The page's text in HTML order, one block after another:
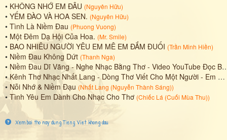
• KHÔNG NHỚ EM ĐÂU (Nguyên Hữu)
• YẾM ĐÀO VÀ HOA SEN. (Nguyên Hữu)
• Tình Là Niềm Đau (Phuong Vuong)
• Một Đêm Dạ Hội Của Hoa. (Mr. Smile)
• BAO NHIÊU NGƯỜI YÊU EM MÊ EM ĐẮM ĐUỐI (Trần Minh Hiền)
• Niềm Đau Không Dứt (Thanh Nga)
• Niềm Đau Dĩ Vãng - Nghe Nhạc Bằng Thơ - Video YouTube Đọc Bài Thơ
•Kênh Thơ Nhạc Nhất Lang - Dòng Thơ Viết Cho Một Người - Em Đã Sai Rồi
• Nỗi Nhớ & Niềm Đạu (Nhất Lang (Nguyễn Thành Sáng))
•Tình Yêu Em Dành Cho Nhạc Cho Thơ (Chiếc Lá (Cuối Mùa Thu))
Xem bai tho nay dung Tieng Viet khong dau